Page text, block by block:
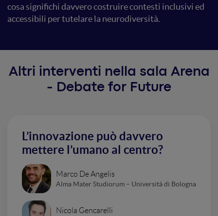
cosa significhi davvero costruire contesti inclusivi ed
accessibili per tutelare la neurodiversità.
Altri interventi nella sala Arena
- Debate for Future
L’innovazione può davvero
mettere l’umano al centro?
Marco De Angelis
Alma Mater Studiorum – Università di Bologna
Nicola Gencarelli